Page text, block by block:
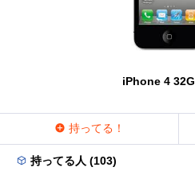
iPhone 4
持ってる！
持ってる人 (103)